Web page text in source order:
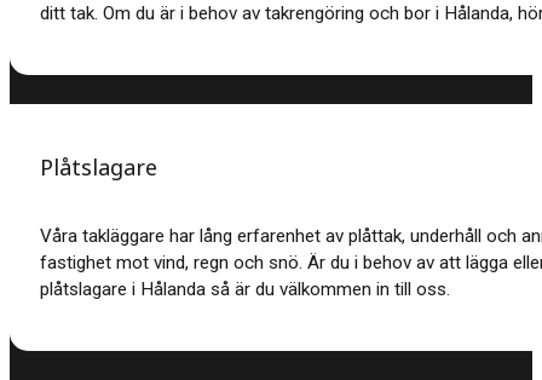
ditt tak. Om du är i behov av takrengöring och bor i Hålanda,
Plåtslagare
Våra takläggare har lång erfarenhet av plåttak, underhåll och
fastighet mot vind, regn och snö. Är du i behov av att lägga
plåtslagare i Hålanda så är du välkommen in till oss.